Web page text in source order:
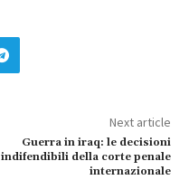
Next article
Guerra in iraq: le decisioni
indifendibili della corte penale
internazionale